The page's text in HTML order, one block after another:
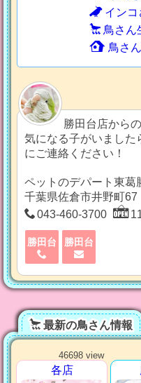
インコ
鳥さん
鳥さ
勝田台店からの
気になる子がいました
にご連絡ください！
ペットのデパート東葛
千葉県佐倉市井野町67
043-460-3700
勝田台 勝田台
最新の鳥さん情報
46698 view
各店